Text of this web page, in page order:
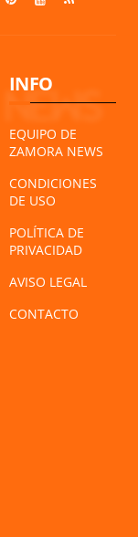
INFO
EQUIPO DE
ZAMORA NEWS
CONDICIONES
DE USO
POLÍTICA DE
PRIVACIDAD
AVISO LEGAL
CONTACTO